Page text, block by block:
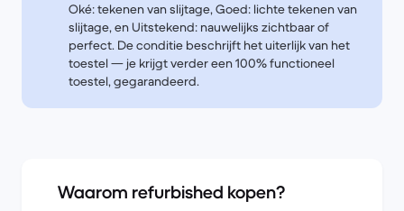
Oké: tekenen van slijtage, Goed: lichte tekenen van
slijtage, en Uitstekend: nauwelijks zichtbaar of
perfect. De conditie beschrijft het uiterlijk van het
toestel — je krijgt verder een 100% functioneel
toestel, gegarandeerd.
Waarom refurbished kopen?